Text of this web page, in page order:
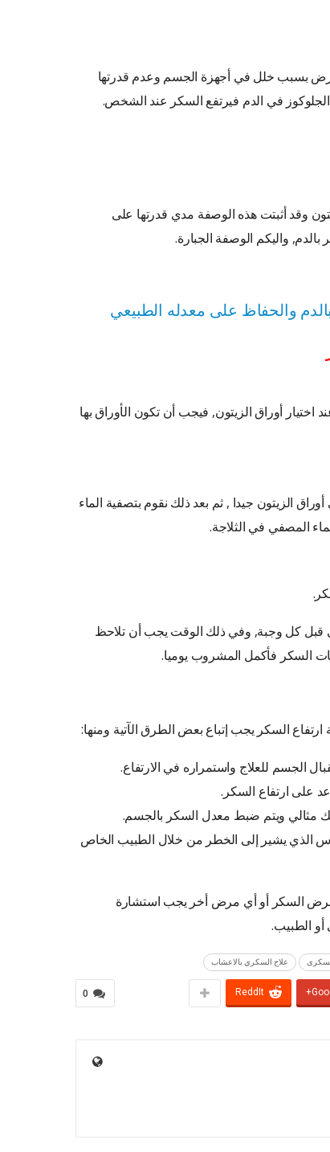
بسبب خلل في أجهزة الجسم وعدم قدرتها
في الدم فيرتفع السكر عند الشخص.
وقد أثبتت هذه الوصفة مدي قدرتها على
واليكم الوصفة الجبارة.
والحفاظ على معدله الطبيعي
أوراق الزيتون, فيجب أن تكون الأوراق بها
الزيتون جيدا , ثم بعد ذلك نقوم بتصفية الماء
المصفي في الثلاجة.
قبل كل وجبة, وفي ذلك الوقت يجب أن تلاحظ
السكر فأكمل المشروب يوميا.
السكر يجب إتباع بعض الطرق الآتية ومنها:
الجسم للعلاج واستمراره في الارتفاع.
على ارتفاع السكر.
مثالي ويتم ضبط معدل السكر بالجسم.
الذي يشير إلى الخطر من خلال الطبيب الخاص
بمرض السكر أو أي مرض أخر يجب استشارة
الطبيب.
علاج السكري بالاعشاب
0 ReddIt